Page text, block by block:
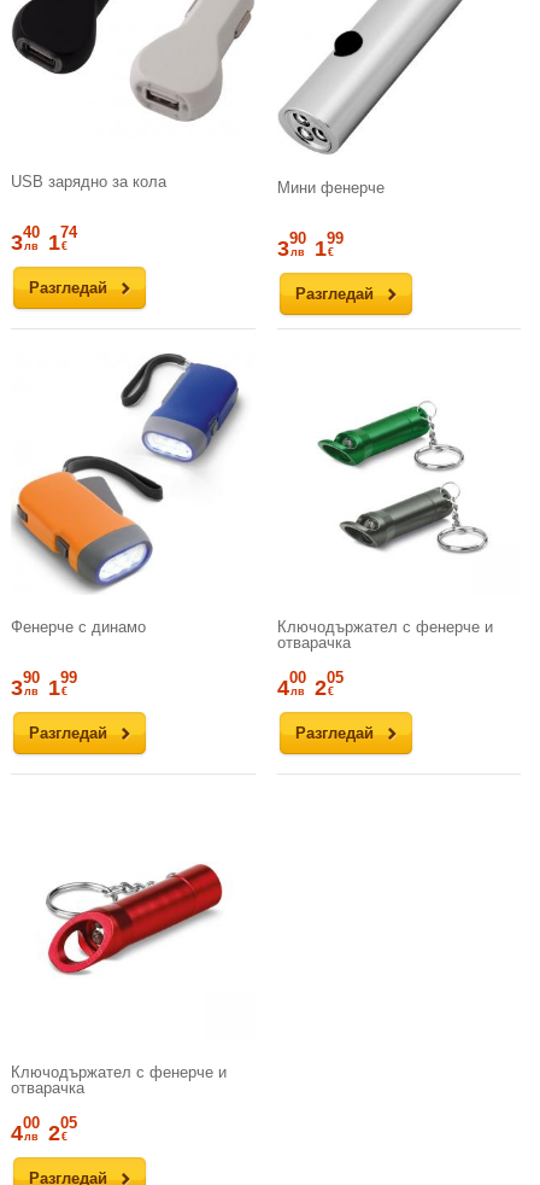
USB зарядно за кола
Разгледай
340
лв 174
€
Мини фенерче
Разгледай
390
лв 199
€
Фенерче с динамо
Разгледай
390
лв 199
€
Ключодържател с фенерче и
отварачка
Разгледай
400
лв 205
€
Ключодържател с фенерче и
отварачка
Разгледай
400
лв 205
€